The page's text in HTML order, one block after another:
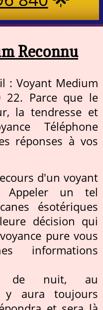
Reconnu
: Voyant Medium
22. Parce que le
la tendresse et
Téléphone
réponses à vos
d'un voyant
Appeler un tel
ésotériques
décision qui
pure vous
informations
de nuit, au
aura toujours